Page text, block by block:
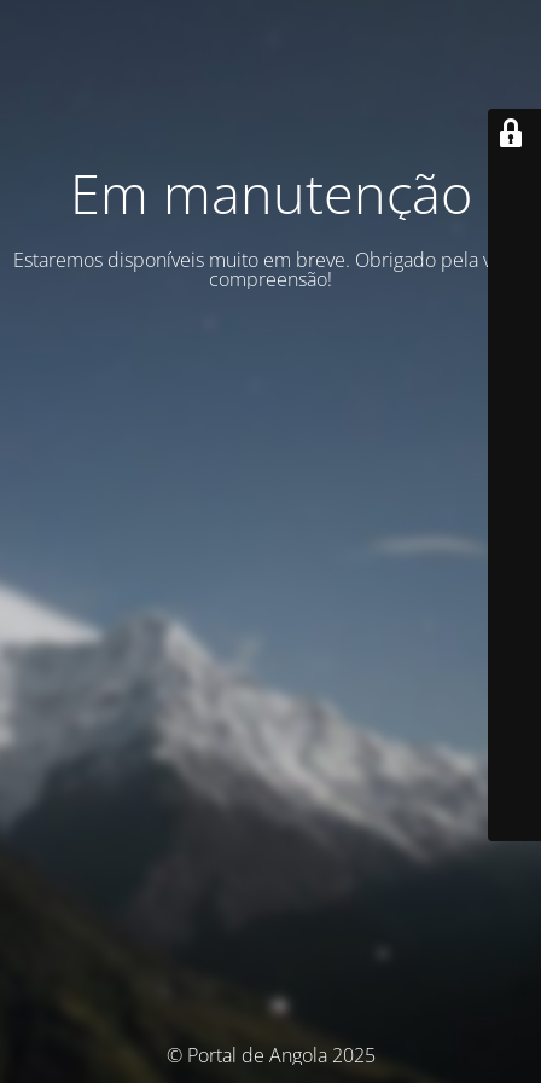
Em manutenção
Estaremos disponíveis muito em breve. Obrigado pela vossa
compreensão!
© Portal de Angola 2025